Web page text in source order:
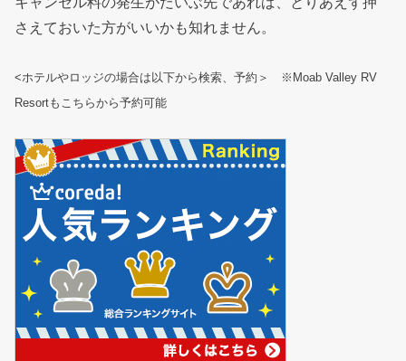
さえておいた方がいいかも知れません。
<ホテルやロッジの場合は以下から検索、予約＞ ※Moab Valley RV
Resortもこちらから予約可能